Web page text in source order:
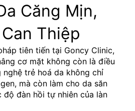
Căng Mịn,
Thiệp
tiên tiến tại Goncy Clinic,
cơ mặt không còn là điều
nghệ trẻ hoá da không chỉ
mà còn làm cho da săn
độ đàn hồi tự nhiên của làn